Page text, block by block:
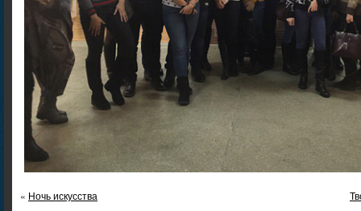
« Ночь искусства